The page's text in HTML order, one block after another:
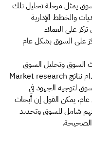
يمثل مرحلة تحليل تلك
والخطط الإدارية
على العملاء
على السوق بشكل عام
السوق وتحليل السوق
تكمل بعضهما البعض، حيث يتمكن استخدام نتائج Market research
لتوجيه الجهود في
يمكن القول إن أبحاث
شامل للسوق وتحديد
الصحيحة.